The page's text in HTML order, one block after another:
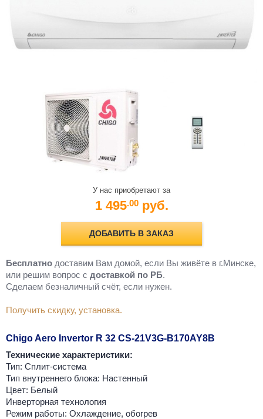
У нас приобретают за
1 495.00 руб.
ДОБАВИТЬ В ЗАКАЗ
Бесплатно доставим Вам домой, если Вы живёте в г.Минске,
или решим вопрос с доставкой по РБ.
Cделаем безналичный счёт, если нужен.
Получить скидку, установка.
Chigo Aero Invertor R 32 CS-21V3G-B170AY8B
Технические характеристики:
Тип: Сплит-система
Тип внутреннего блока: Настенный
Цвет: Белый
Инверторная технология
Режим работы: Охлаждение, обогрев